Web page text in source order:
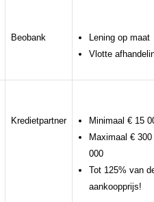
Beobank
Lening op maat
Vlotte
Kredietpartner
Minimaal € 15
Maximaal € 300
000
Tot 125% van
aankoopprijs!